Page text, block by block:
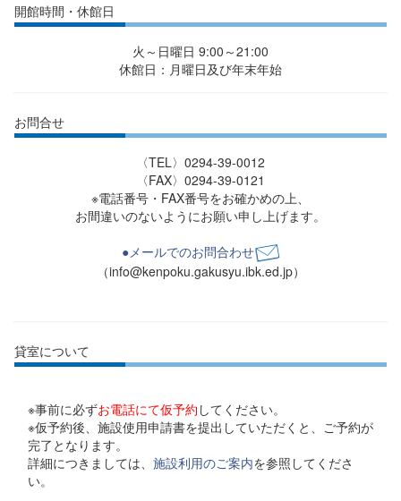
開館時間・休館日
火～日曜日 9:00～21:00
休館日：月曜日及び年末年始
お問合せ
〈TEL〉0294-39-0012
〈FAX〉0294-39-0121
※電話番号・FAX番号をお確かめの上、
お間違いのないようにお願い申し上げます。
●メールでのお問合わせ
（info@kenpoku.gakusyu.ibk.ed.jp）
貸室について
※事前に必ずお電話にて仮予約 してください。
※仮予約後、施設使用申請書を提出していただくと、ご予約が
完了となります。
詳細につきましては、 施設利用のご案内を参照してくださ
い。